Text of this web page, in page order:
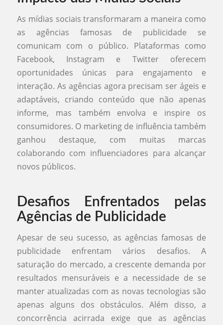
As mídias sociais transformaram a maneira como
as agências famosas de publicidade se
comunicam com o público. Plataformas como
Facebook, Instagram e Twitter oferecem
oportunidades únicas para engajamento e
interação. As agências agora precisam ser ágeis e
adaptáveis, criando conteúdo que não apenas
informe, mas também envolva e inspire os
consumidores. O marketing de influência também
ganhou destaque, com muitas marcas
colaborando com influenciadores para alcançar
novos públicos.
Desafios Enfrentados pelas
Agências de Publicidade
Apesar de seu sucesso, as agências famosas de
publicidade enfrentam vários desafios. A
saturação do mercado, a crescente demanda por
resultados mensuráveis e a necessidade de se
manter atualizadas com as novas tecnologias são
apenas alguns dos obstáculos. Além disso, a
concorrência acirrada exige que as agências